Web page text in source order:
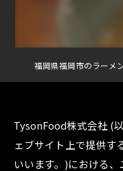
TysonFood株式会社 (
ェブサイト上で提供す
いいます。)における